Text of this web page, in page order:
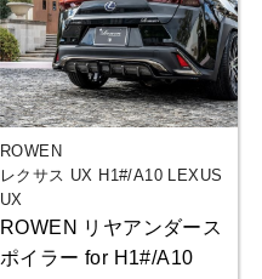
ROWEN
レクサス UX H1#/A10 LEXUS
UX
ROWEN リヤアンダース
ポイラー for H1#/A10